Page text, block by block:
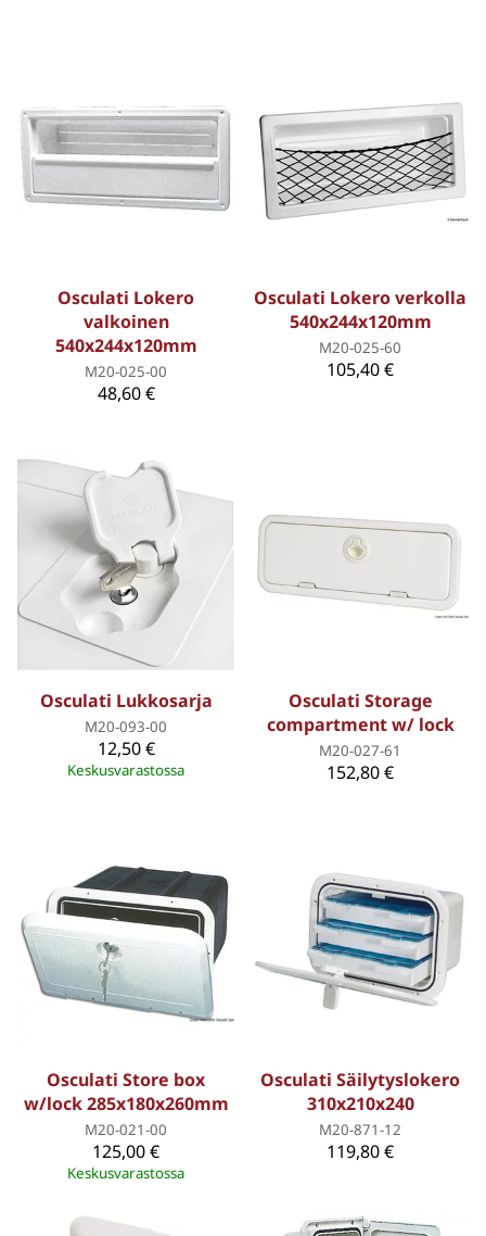
Osculati Lokero
valkoinen
540x244x120mm
M20-025-00
48,60 €
Osculati Lokero verkolla
540x244x120mm
M20-025-60
105,40 €
Osculati Lukkosarja
M20-093-00
12,50 €
Keskusvarastossa
Osculati Storage
compartment w/ lock
M20-027-61
152,80 €
Osculati Store box
w/lock 285x180x260mm
M20-021-00
125,00 €
Keskusvarastossa
Osculati Säilytyslokero
310x210x240
M20-871-12
119,80 €